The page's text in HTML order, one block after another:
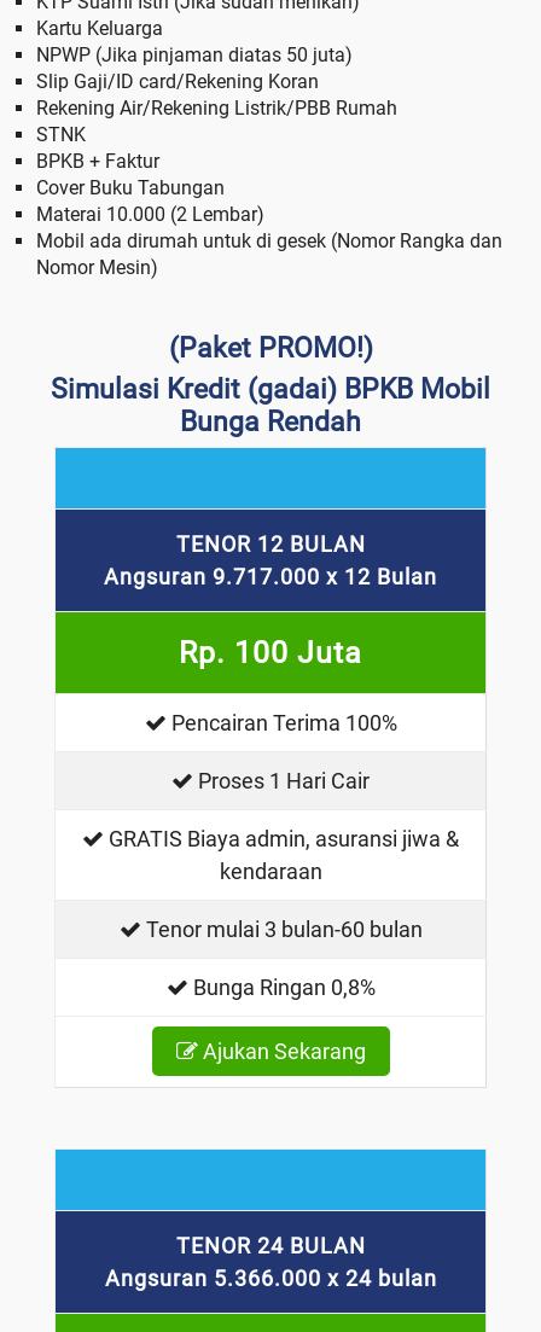
Kartu Keluarga
NPWP (Jika pinjaman diatas 50 juta)
Slip Gaji/ID card/Rekening Koran
Rekening Air/Rekening Listrik/PBB Rumah
STNK
BPKB + Faktur
Cover Buku Tabungan
Materai 10.000 (2 Lembar)
Mobil ada dirumah untuk di gesek (Nomor Rangka dan
Nomor Mesin)
(Paket PROMO!)
Simulasi Kredit (gadai) BPKB Mobil
Bunga Rendah
TENOR 12 BULAN
Angsuran 9.717.000 x 12 Bulan
Rp. 100 Juta
Pencairan Terima 100%
Proses 1 Hari Cair
GRATIS Biaya admin, asuransi jiwa &
kendaraan
Tenor mulai 3 bulan-60 bulan
Bunga Ringan 0,8%
Ajukan Sekarang
TENOR 24 BULAN
Angsuran 5.366.000 x 24 bulan